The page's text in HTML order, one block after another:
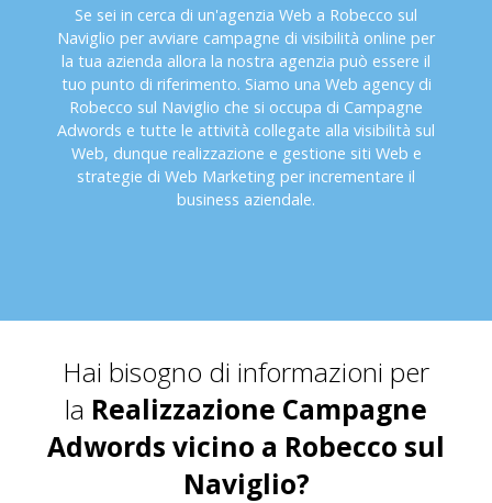
Se sei in cerca di un'agenzia Web a Robecco sul
Naviglio per avviare campagne di visibilità online per
la tua azienda allora la nostra agenzia può essere il
tuo punto di riferimento. Siamo una Web agency di
Robecco sul Naviglio che si occupa di Campagne
Adwords e tutte le attività collegate alla visibilità sul
Web, dunque realizzazione e gestione siti Web e
strategie di Web Marketing per incrementare il
business aziendale.
Hai bisogno di informazioni per
la Realizzazione Campagne
Adwords vicino a Robecco sul
Naviglio?